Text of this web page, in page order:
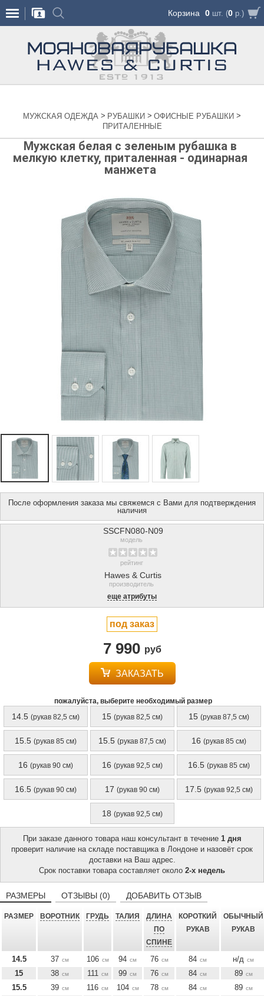
Корзина 0 шт. (0 р.)
МУЖСКАЯ ОДЕЖДА > РУБАШКИ > ОФИСНЫЕ РУБАШКИ >
ПРИТАЛЕННЫЕ
Мужская белая с зеленым рубашка в
мелкую клетку, приталенная - одинарная
манжета
После оформления заказа мы свяжемся с Вами для подтверждения
наличия
SSCFN080-N09
модель
рейтинг
Hawes & Curtis
производитель
еще атрибуты
под заказ
7 990 руб
ЗАКАЗАТЬ
пожалуйста, выберите необходимый размер
14.5 (рукав 82,5 см) 15 (рукав 82,5 см) 15 (рукав 87,5 см)
15.5 (рукав 85 см) 15.5 (рукав 87,5 см) 16 (рукав 85 см)
16 (рукав 90 см) 16 (рукав 92,5 см) 16.5 (рукав 85 см)
16.5 (рукав 90 см) 17 (рукав 90 см) 17.5 (рукав 92,5 см)
18 (рукав 92,5 см)
При заказе данного товара наш консультант в течение 1 дня
проверит наличие на складе поставщика в Лондоне и назовёт срок
доставки на Ваш адрес.
Срок поставки товара составляет около 2-х недель
РАЗМЕРЫ ОТЗЫВЫ (0) ДОБАВИТЬ ОТЗЫВ
РАЗМЕР ВОРОТНИК ГРУДЬ ТАЛИЯ
ДЛИНА
ПО
СПИНЕ
КОРОТКИЙ
РУКАВ
ОБЫЧНЫЙ
РУКАВ
14.5 37 см 106 см 94 см 76 см 84 см н/д см
15 38 см 111 см 99 см 76 см 84 см 89 см
15.5 39 см 116 см 104 см 78 см 84 см 89 см